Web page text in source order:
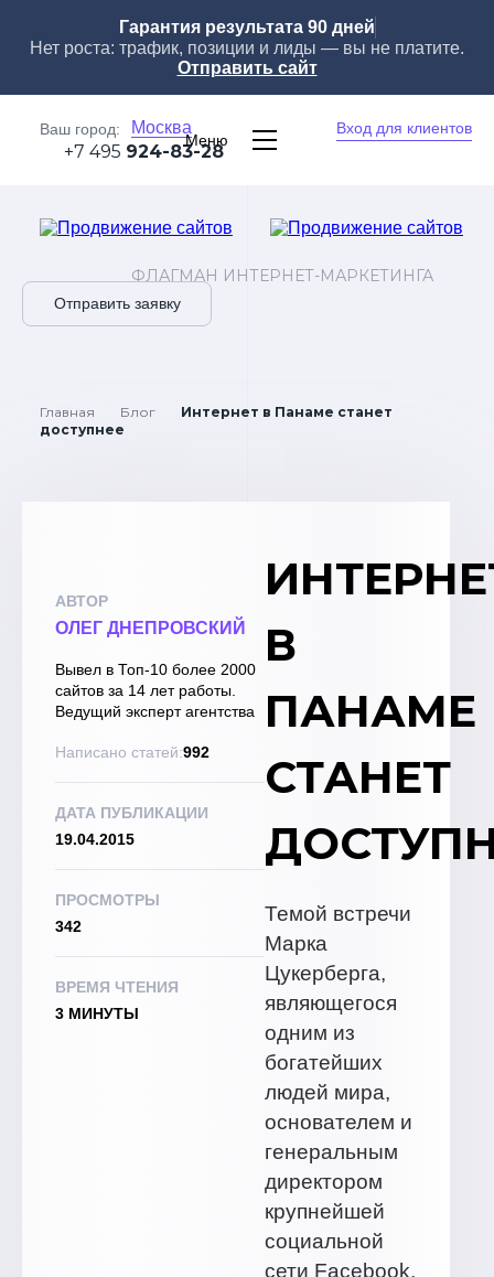
Гарантия результата 90 дней
Нет роста: трафик, позиции и лиды — вы не платите.
Отправить сайт
Ваш город: Москва
Меню
Вход для клиентов
+7 495 924-83-28
ФЛАГМАН ИНТЕРНЕТ-МАРКЕТИНГА
Отправить заявку
Главная Блог
Интернет в Панаме станет
доступнее
АВТОР
ОЛЕГ ДНЕПРОВСКИЙ
Вывел в Топ-10 более 2000
сайтов за 14 лет работы.
Ведущий эксперт агентства
Написано статей:992
ДАТА ПУБЛИКАЦИИ
19.04.2015
ПРОСМОТРЫ
342
ВРЕМЯ ЧТЕНИЯ
3 МИНУТЫ
В
ПАНАМЕ
СТАНЕТ
Темой встречи
Марка
Цукерберга,
являющегося
одним из
богатейших
людей мира,
основателем и
генеральным
директором
крупнейшей
социальной
сети Facebook,